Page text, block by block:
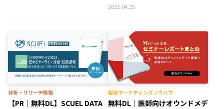
2022.04.25
分析・リサーチ情報
【PR｜無料DL】SCUEL DATA
製薬マーケティングノウハウ
無料DL｜医師向けオウンドメデ